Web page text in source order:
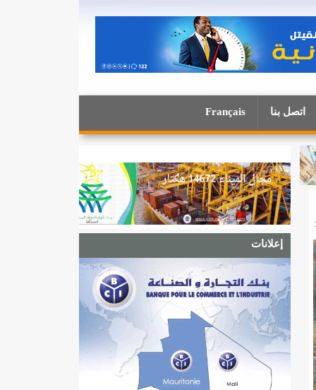
اتصل بنا Français
إعلانات